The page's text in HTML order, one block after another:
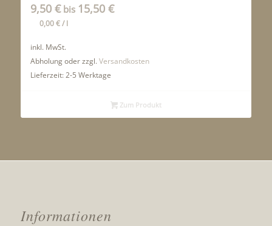
9,50 €bis 15,50 €
0,00€/l
inkl. MwSt.
Abholung oder zzgl. Versandkosten
Lieferzeit:2-5 Werktage
Zum Produkt
Informationen